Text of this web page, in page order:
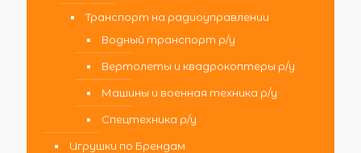
Транспорт на радиоуправлении
Водный транспорт р/у
Вертолеты и квадрокоптеры р/у
Машины и военная техника р/у
Спецтехника р/у
Игрушки по Брендам